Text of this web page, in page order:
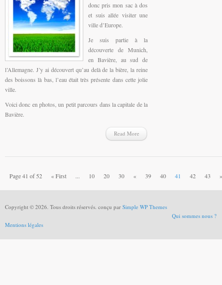
donc pris mon sac à dos
et suis allée visiter une
ville d’Europe.
Je suis partie à la
découverte de Munich,
en Bavière, au sud de
l’Allemagne. J’y ai découvert qu’au delà de la bière, la reine
des boissons là bas, l’eau était très présente dans cette jolie
ville.
Voici donc en photos, un petit parcours dans la capitale de la
Bavière.
Read More
Page 41 of 52 « First ... 10 20 30 « 39 40 41 42 43 »
Copyright © 2026. Tous droits réservés. conçu par Simple WP Themes
Qui sommes nous ?
Mentions légales